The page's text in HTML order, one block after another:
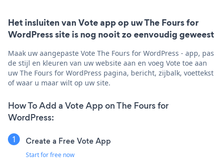
Het insluiten van Vote app op uw The Fours for
WordPress site is nog nooit zo eenvoudig geweest
Maak uw aangepaste Vote The Fours for WordPress - app, pas
de stijl en kleuren van uw website aan en voeg Vote toe aan
uw The Fours for WordPress pagina, bericht, zijbalk, voettekst
of waar u maar wilt op uw site.
How To Add a Vote App on The Fours for
WordPress:
Create a Free Vote App
Start for free now